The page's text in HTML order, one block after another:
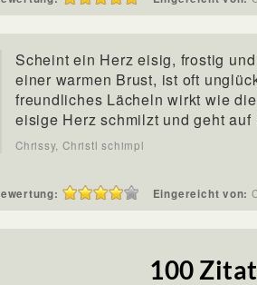
Scheint ein Herz eisig, frostig
einer warmen Brust, ist oft
freundliches Lächeln wirkt wie
eisige Herz schmilzt und geht auf
Chrissy, Christl schimpl
Eingereicht von: